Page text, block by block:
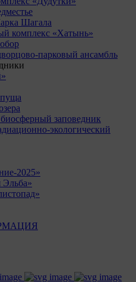
Шагала
комплекс «Хатынь»
парковый ансамбль
заповедник
экологический
2025»
Эльба»